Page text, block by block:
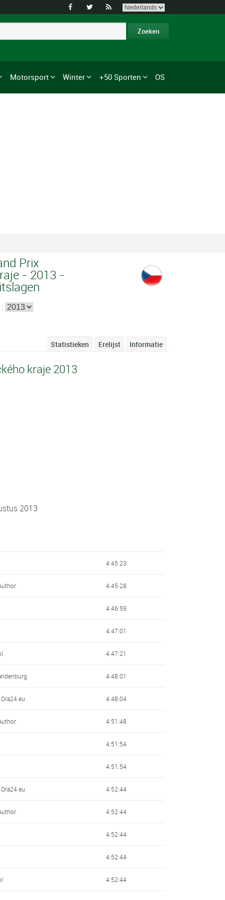
  
Motorsport Winter +50 Sporten OS
Prix
- 2013 -
Informatie
Erelijst
Statistieken
kraje 2013
2013
4:45:23
4:45:28
4:46:59
4:47:01
4:47:21
4:48:01
4:48:04
4:51:48
4:51:54
4:51:54
4:52:44
4:52:44
4:52:44
4:52:44
4:52:44